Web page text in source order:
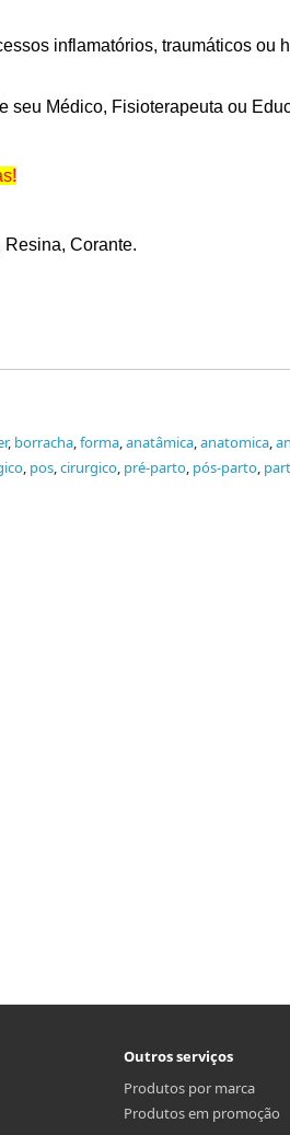
inflamatórios, traumáticos ou
Médico, Fisioterapeuta ou
Resina, Corante.
, borracha,forma,anatâmica,anatomica,
, pos,cirurgico, pré-parto, pós-parto,
Outros serviços
Produtos por marca
Produtos em promoção